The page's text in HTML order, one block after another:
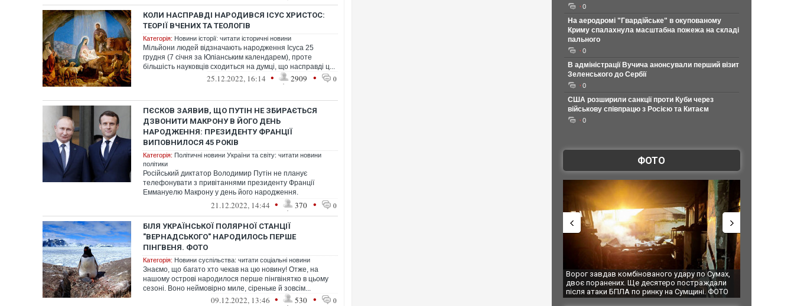
КОЛИ НАСПРАВДІ НАРОДИВСЯ ІСУС ХРИСТОС:
ТЕОРІЇ ВЧЕНИХ ТА ТЕОЛОГІВ
Категорія: Новини історії: читати історичні новини
Мільйони людей відзначають народження Ісуса 25
грудня (7 січня за Юліанським календарем), проте
більшість науковців сходиться на думці, що насправді ц...
25.12.2022, 16:14 • 2909 • 0
ПЄСКОВ ЗАЯВИВ, ЩО ПУТІН НЕ ЗБИРАЄТЬСЯ
ДЗВОНИТИ МАКРОНУ В ЙОГО ДЕНЬ
НАРОДЖЕННЯ: ПРЕЗИДЕНТУ ФРАНЦІЇ
ВИПОВНИЛОСЯ 45 РОКІВ
Категорія: Політичні новини України та світу: читати новини
політики
Російський диктатор Володимир Путін не планує
телефонувати з привітаннями президенту Франції
Еммануелю Макрону у день його народження.
21.12.2022, 14:44 • 370 • 0
БІЛЯ УКРАЇНСЬКОЇ ПОЛЯРНОЇ СТАНЦІЇ
"ВЕРНАДСЬКОГО" НАРОДИЛОСЬ ПЕРШЕ
ПІНГВЕНЯ. ФОТО
Категорія: Новини суспільства: читати соціальні новини
Знаємо, що багато хто чекав на цю новину! Отже, на
нашому острові народилося перше пінгвінятко в цьому
сезоні. Воно неймовірно миле, сіреньке й зовсім...
09.12.2022, 13:46 • 530 • 0
0
На аеродромі "Гвардійське" в окупованому
Криму спалахнула масштабна пожежа на складі
пального
0
В адміністрації Вучича анонсували перший візит
Зеленського до Сербії
0
США розширили санкції проти Куби через
військову співпрацю з Росією та Китаєм
0
ФОТО
Ворог завдав комбінованого удару по Сумах,
двоє поранених. Ще десятеро постраждали
після атаки БПЛА по ринку на Сумщині. ФОТО
За 2000 кілометрів від кордону з Україною: в
Єкатеринбурзі після атаки дронів загорівся
склад Wildberries. ФОТО. ВІДЕО